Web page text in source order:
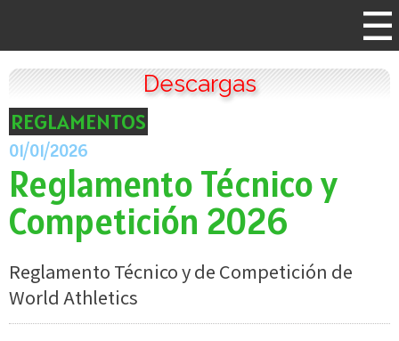
Descargas
REGLAMENTOS
01/01/2026
Reglamento Técnico y
Competición 2026
Reglamento Técnico y de Competición de
World Athletics